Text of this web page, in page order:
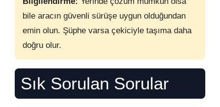
bile aracın güvenli sürüşe uygun olduğundan
emin olun. Şüphe varsa çekiciyle taşıma daha
doğru olur.
Sık Sorulan Sorular